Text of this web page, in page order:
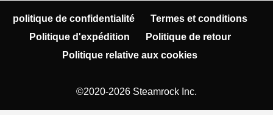
politique de confidentialité
Termes et conditions
Politique d'expédition
Politique de retour
Politique relative aux cookies
©2020-2026 Steamrock Inc.